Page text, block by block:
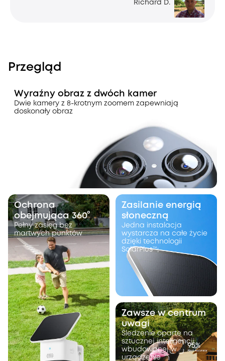
Richard D.
Przegląd
Wyraźny obraz z dwóch kamer
Dwie kamery z 8-krotnym zoomem zapewniają
doskonały obraz
Zasilanie energią
słoneczną
Jedna instalacja
wystarcza na całe życie
dzięki technologii
SolarPlus™;
Ochrona
obejmująca 360°
Pełny zasięg bez
martwych punktów
Zawsze w centrum
uwagi
Śledzenie oparte na
sztucznej inteligencji
wbudowanej w
urządzenie